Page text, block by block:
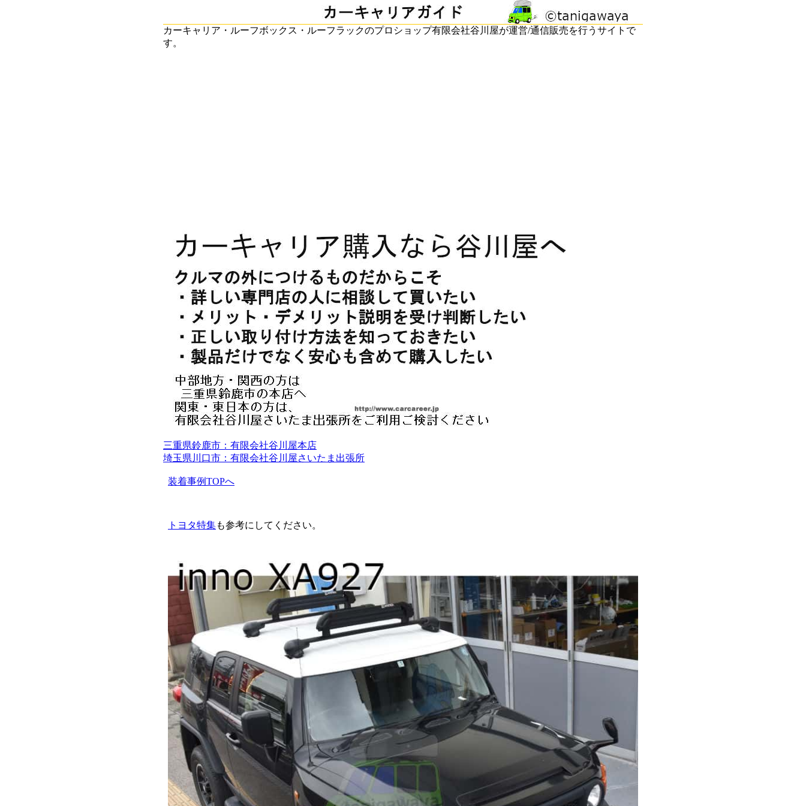
カーキャリア・ルーフボックス・ルーフラックのプロショップ有限会社谷川屋が運営/通信販売を行うサイトで
す。
三重県鈴鹿市：有限会社谷川屋本店
埼玉県川口市：有限会社谷川屋さいたま出張所
装着事例TOPへ
トヨタ特集も参考にしてください。